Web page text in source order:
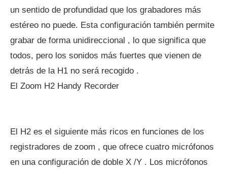
un sentido de profundidad que los grabadores más
estéreo no puede. Esta configuración también permite
grabar de forma unidireccional , lo que significa que
todos, pero los sonidos más fuertes que vienen de
detrás de la H1 no será recogido .
El Zoom H2 Handy Recorder
El H2 es el siguiente más ricos en funciones de los
registradores de zoom , que ofrece cuatro micrófonos
en una configuración de doble X /Y . Los micrófonos